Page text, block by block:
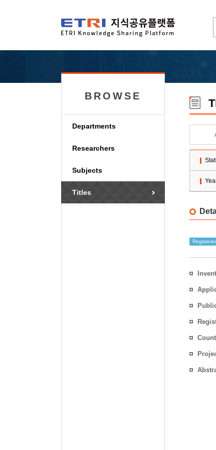
BROWSE
Departments
Researchers
Subjects
Titles